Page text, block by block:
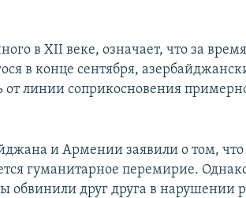
в XII веке, означает, что за
в конце сентября,
от линии соприкосновения
и Армении заявили о том, что
гуманитарное перемирие.
обвинили друг друга в нарушении